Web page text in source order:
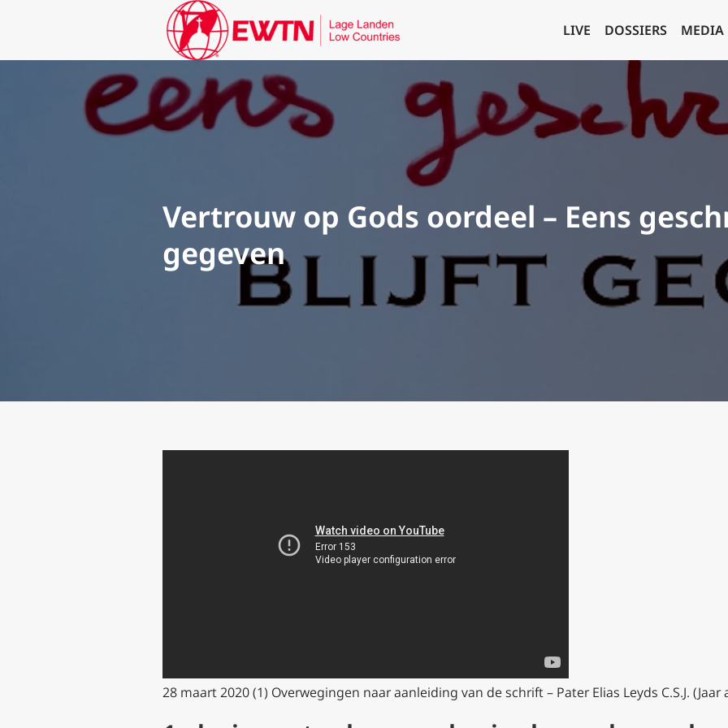
LIVE DOSSIERS MEDIA
Vertrouw op Gods oordeel – Eens
gegeven
28 maart 2020 (1) Overwegingen naar aanleiding van de schrift – Pater Elias Leyds C.S.J. (Jaar